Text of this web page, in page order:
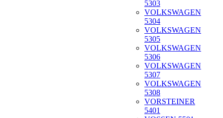
5303
VOLKSWAGEN
5304
VOLKSWAGEN
5305
VOLKSWAGEN
5306
VOLKSWAGEN
5307
VOLKSWAGEN
5308
VORSTEINER
5401